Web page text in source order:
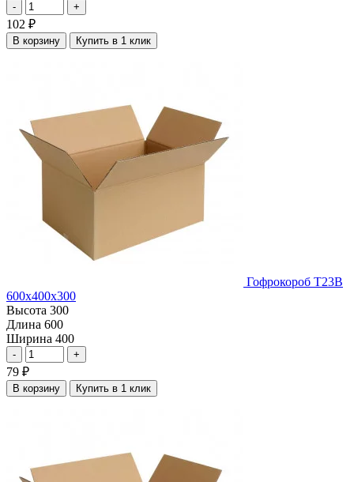
- +
102 ₽
В корзину Купить в 1 клик
Гофрокороб Т23В
600х400х300
Высота 300
Длина 600
Ширина 400
- +
79 ₽
В корзину Купить в 1 клик